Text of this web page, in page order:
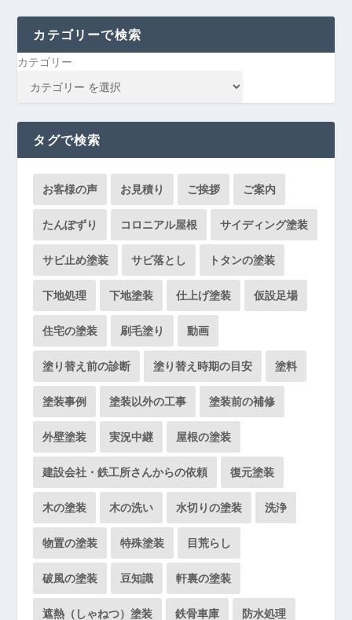
カテゴリーで検索
カテゴリー
タグで検索
お客様の声 お見積り ご挨拶 ご案内
たんぽずり コロニアル屋根 サイディング塗装
サビ止め塗装 サビ落とし トタンの塗装
下地処理 下地塗装 仕上げ塗装 仮設足場
住宅の塗装 刷毛塗り 動画
塗り替え前の診断 塗り替え時期の目安 塗料
塗装事例 塗装以外の工事 塗装前の補修
外壁塗装 実況中継 屋根の塗装
建設会社・鉄工所さんからの依頼 復元塗装
木の塗装 木の洗い 水切りの塗装 洗浄
物置の塗装 特殊塗装 目荒らし
破風の塗装 豆知識 軒裏の塗装
遮熱（しゃねつ）塗装 鉄骨車庫 防水処理